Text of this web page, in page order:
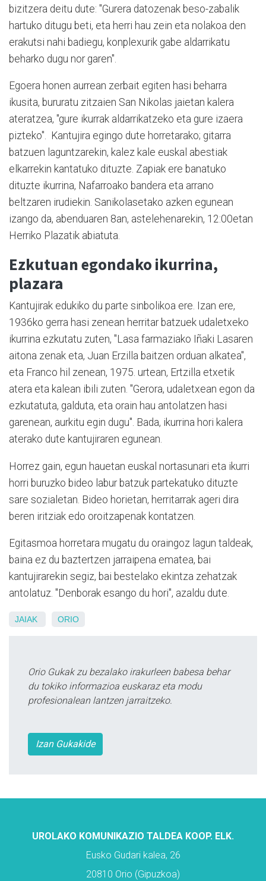
bizitzera deitu dute: "Gurera datozenak beso-zabalik
hartuko ditugu beti, eta herri hau zein eta nolakoa den
erakutsi nahi badiegu, konplexurik gabe aldarrikatu
beharko dugu nor garen".
Egoera honen aurrean zerbait egiten hasi beharra
ikusita, bururatu zitzaien San Nikolas jaietan kalera
ateratzea, "gure ikurrak aldarrikatzeko eta gure izaera
pizteko". Kantujira egingo dute horretarako; gitarra
batzuen laguntzarekin, kalez kale euskal abestiak
elkarrekin kantatuko dituzte. Zapiak ere banatuko
dituzte ikurrina, Nafarroako bandera eta arrano
beltzaren irudiekin. Sanikolasetako azken egunean
izango da, abenduaren 8an, astelehenarekin, 12:00etan
Herriko Plazatik abiatuta.
Ezkutuan egondako ikurrina,
plazara
Kantujirak edukiko du parte sinbolikoa ere. Izan ere,
1936ko gerra hasi zenean herritar batzuek udaletxeko
ikurrina ezkutatu zuten, "Lasa farmaziako Iñaki Lasaren
aitona zenak eta, Juan Erzilla baitzen orduan alkatea",
eta Franco hil zenean, 1975. urtean, Ertzilla etxetik
atera eta kalean ibili zuten. "Gerora, udaletxean egon da
ezkutatuta, galduta, eta orain hau antolatzen hasi
garenean, aurkitu egin dugu". Bada, ikurrina hori kalera
aterako dute kantujiraren egunean.
Horrez gain, egun hauetan euskal nortasunari eta ikurri
horri buruzko bideo labur batzuk partekatuko dituzte
sare sozialetan. Bideo horietan, herritarrak ageri dira
beren iritziak edo oroitzapenak kontatzen.
Egitasmoa horretara mugatu du oraingoz lagun taldeak,
baina ez du baztertzen jarraipena ematea, bai
kantujirarekin segiz, bai bestelako ekintza zehatzak
antolatuz. "Denborak esango du hori", azaldu dute.
JAIAK ORIO
Orio Gukak zu bezalako irakurleen babesa behar
du tokiko informazioa euskaraz eta modu
profesionalean lantzen jarraitzeko.
Izan Gukakide
UROLAKO KOMUNIKAZIO TALDEA KOOP. ELK.
Eusko Gudari kalea, 26
20810 Orio (Gipuzkoa)